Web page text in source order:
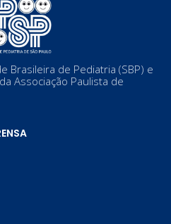
Brasileira de Pediatria (SBP) e
Associação Paulista de